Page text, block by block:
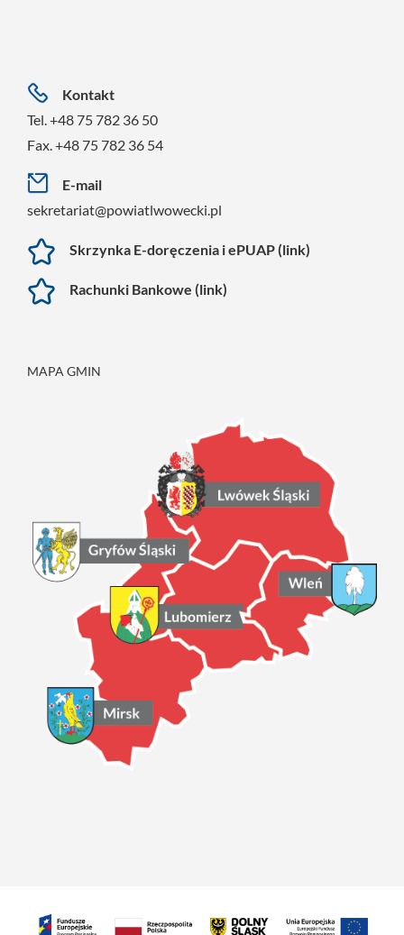
Kontakt
Tel. +48 75 782 36 50
Fax. +48 75 782 36 54
E-mail
sekretariat@powiatlwowecki.pl
Skrzynka E-doręczenia i ePUAP (link)
Rachunki Bankowe (link)
MAPA GMIN